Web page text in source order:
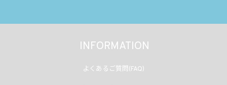
INFORMATION
よくあるご質問(FAQ)